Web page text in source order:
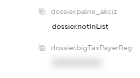
dossier.palne_akciz
dossier.notInList
dossier.bigTaxPayerReg